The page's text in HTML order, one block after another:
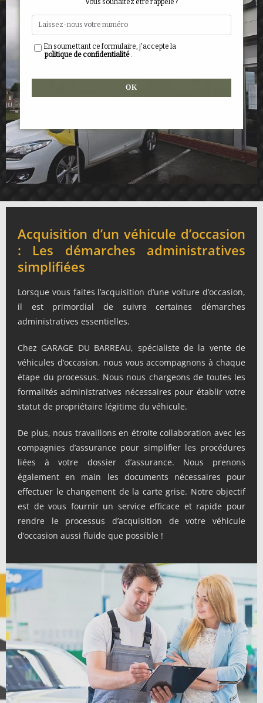
Acquisition d’un véhicule d’occasion
: Les démarches administratives
simplifiées
Lorsque vous faites l’acquisition d’une voiture d’occasion,
il est primordial de suivre certaines démarches
administratives essentielles.
Chez GARAGE DU BARREAU, spécialiste de la vente de
véhicules d’occasion, nous vous accompagnons à chaque
étape du processus. Nous nous chargeons de toutes les
formalités administratives nécessaires pour établir votre
statut de propriétaire légitime du véhicule.
De plus, nous travaillons en étroite collaboration avec les
compagnies d’assurance pour simplifier les procédures
liées à votre dossier d’assurance. Nous prenons
également en main les documents nécessaires pour
effectuer le changement de la carte grise. Notre objectif
est de vous fournir un service efficace et rapide pour
rendre le processus d’acquisition de votre véhicule
d’occasion aussi fluide que possible !
En soumettant ce formulaire, j'accepte la
politique de confidentialité